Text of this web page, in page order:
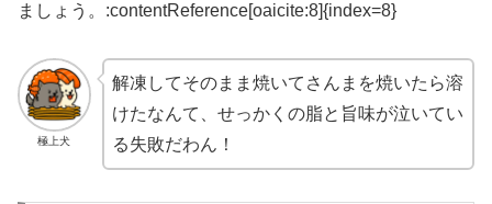
ましょう。:contentReference[oaicite:8]{index=8}
極上犬
解凍してそのまま焼いてさんまを焼いたら溶
けたなんて、せっかくの脂と旨味が泣いてい
る失敗だわん！